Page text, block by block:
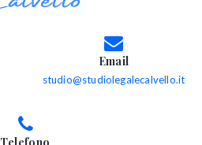
Email
studio@studiolegalecalvello.it